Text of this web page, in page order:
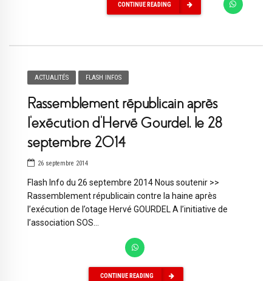
CONTINUE READING
ACTUALITÉS FLASH INFOS
Rassemblement républicain après
l’exécution d’Hervé Gourdel, le 28
septembre 2014
26 septembre 2014
Flash Info du 26 septembre 2014 Nous soutenir >>
Rassemblement républicain contre la haine après
l’exécution de l’otage Hervé GOURDEL A l’initiative de
l’association SOS...
CONTINUE READING